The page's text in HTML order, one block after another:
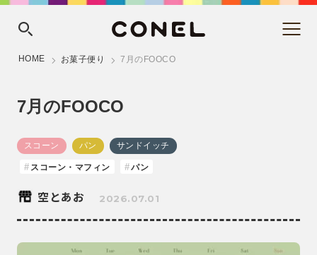
HOME お菓子便り 7月のFOOCO
7月のFOOCO
スコーン パン サンドイッチ
スコーン・マフィン パン
空とあお 2026.07.01